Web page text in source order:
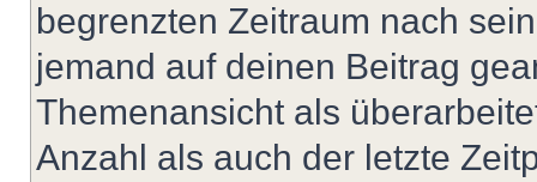
begrenzten Zeitraum nach
jemand auf deinen Beitrag
Themenansicht als
Anzahl als auch der letzte